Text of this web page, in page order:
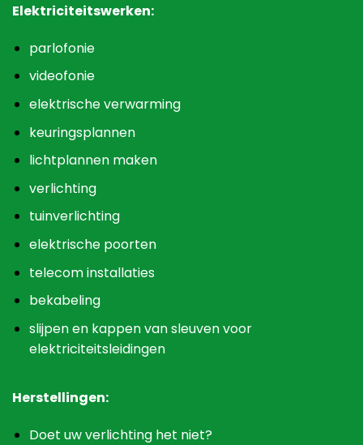
Elektriciteitswerken:
parlofonie
videofonie
elektrische verwarming
keuringsplannen
lichtplannen maken
verlichting
tuinverlichting
elektrische poorten
telecom installaties
bekabeling
slijpen en kappen van sleuven voor
elektriciteitsleidingen
Herstellingen:
Doet uw verlichting het niet?